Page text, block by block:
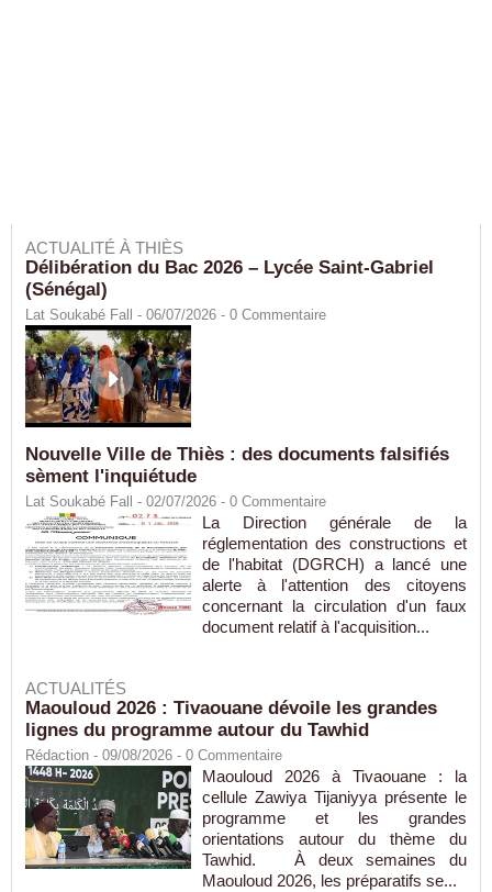
ACTUALITÉ À THIÈS
Délibération du Bac 2026 – Lycée Saint-Gabriel
(Sénégal)
Lat Soukabé Fall - 06/07/2026 - 0 Commentaire
Nouvelle Ville de Thiès : des documents falsifiés
sèment l'inquiétude
Lat Soukabé Fall - 02/07/2026 - 0 Commentaire
La Direction générale de la
réglementation des constructions et
de l'habitat (DGRCH) a lancé une
alerte à l'attention des citoyens
concernant la circulation d'un faux
document relatif à l'acquisition...
ACTUALITÉS
Maouloud 2026 : Tivaouane dévoile les grandes
lignes du programme autour du Tawhid
Rédaction - 09/08/2026 - 0 Commentaire
Maouloud 2026 à Tivaouane : la
cellule Zawiya Tijaniyya présente le
programme et les grandes
orientations autour du thème du
Tawhid. À deux semaines du
Maouloud 2026, les préparatifs se...